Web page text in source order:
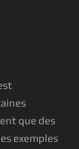
que des
exemples